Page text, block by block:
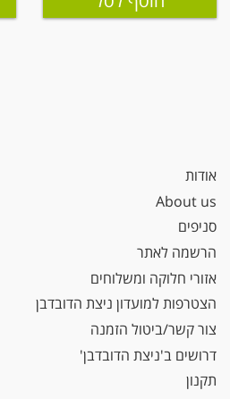
אודות
About us
סניפים
הרשמה לאתר
אזורי חלוקה ומשלוחים
הצטרפות למועדון ניצת הדובדבן
צור קשר/ביטול הזמנה
דרושים ב'ניצת הדובדבן'
תקנון